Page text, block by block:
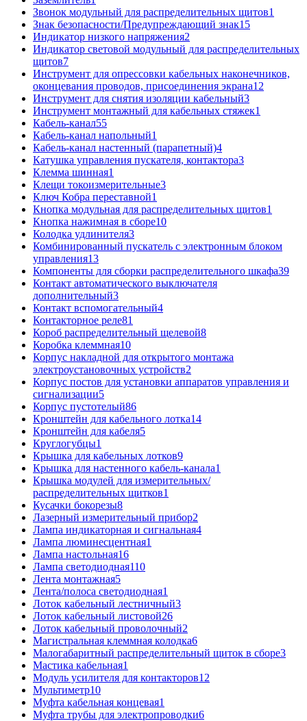
Звонок модульный для распределительных щитов1
Знак безопасности/Предупреждающий знак15
Индикатор низкого напряжения2
Индикатор световой модульный для распределительных
щитов7
Инструмент для опрессовки кабельных наконечников,
оконцевания проводов, присоединения экрана12
Инструмент для снятия изоляции кабельный3
Инструмент монтажный для кабельных стяжек1
Кабель-канал55
Кабель-канал напольный1
Кабель-канал настенный (парапетный)4
Катушка управления пускателя, контактора3
Клемма шинная1
Клещи токоизмерительные3
Ключ Кобра переставной1
Кнопка модульная для распределительных щитов1
Кнопка нажимная в сборе10
Колодка удлинителя3
Комбинированный пускатель с электронным блоком
управления13
Компоненты для сборки распределительного шкафа39
Контакт автоматического выключателя
дополнительный3
Контакт вспомогательный4
Контакторное реле81
Короб распределительный щелевой8
Коробка клеммная10
Корпус накладной для открытого монтажа
электроустановочных устройств2
Корпус постов для установки аппаратов управления и
сигнализации5
Корпус пустотелый86
Кронштейн для кабельного лотка14
Кронштейн для кабеля5
Круглогубцы1
Крышка для кабельных лотков9
Крышка для настенного кабель-канала1
Крышка модулей для измерительных/
распределительных щитков1
Кусачки бокорезы8
Лазерный измерительный прибор2
Лампа индикаторная и сигнальная4
Лампа люминесцентная1
Лампа настольная16
Лампа светодиодная110
Лента монтажная5
Лента/полоса светодиодная1
Лоток кабельный лестничный3
Лоток кабельный листовой26
Лоток кабельный проволочный2
Магистральная клеммная колодка6
Малогабаритный распределительный щиток в сборе3
Мастика кабельная1
Модуль усилителя для контакторов12
Мультиметр10
Муфта кабельная концевая1
Муфта трубы для электропроводки6